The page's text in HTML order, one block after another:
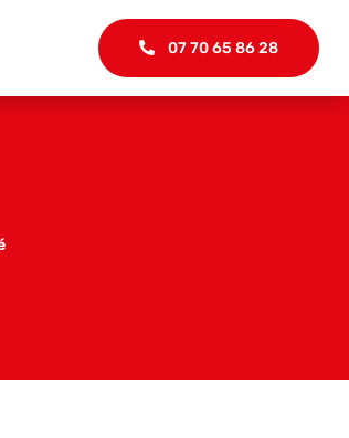
07 70 65 86 28